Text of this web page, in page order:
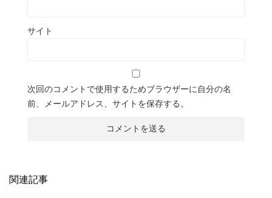
サイト
次回のコメントで使用するためブラウザーに自分の名
前、メールアドレス、サイトを保存する。
関連記事